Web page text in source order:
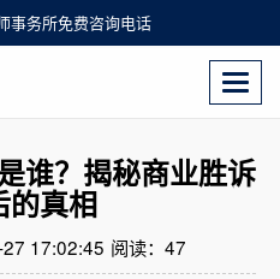
事务所免费咨询电话
谁？揭秘商业胜诉
的真相
17:02:45 阅读： 47